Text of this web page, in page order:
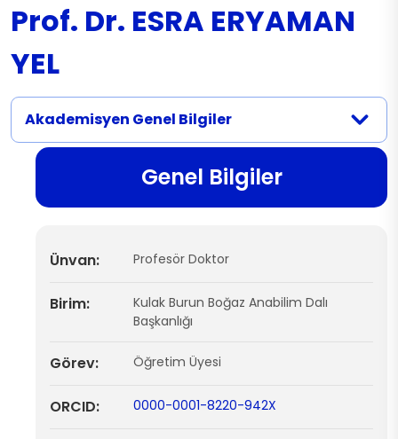
Prof. Dr. ESRA ERYAMAN
YEL
Akademisyen Genel Bilgiler
Genel Bilgiler
Ünvan: Profesör Doktor
Birim:
Kulak Burun Boğaz Anabilim Dalı
Başkanlığı
Görev: Öğretim Üyesi
ORCID: 0000-0001-8220-942X